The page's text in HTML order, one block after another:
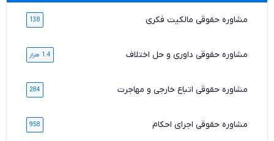
مشاوره حقوقی مالکیت فکری 138
مشاوره حقوقی داوری و حل اختلاف 1.4 هزار
مشاوره حقوقی اتباع خارجی و مهاجرت 284
مشاوره حقوقی اجرای احکام 958